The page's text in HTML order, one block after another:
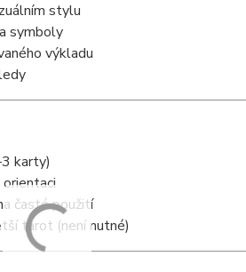
stylu
symboly
výkladu
karty)
časté použití
tarot (není nutné)